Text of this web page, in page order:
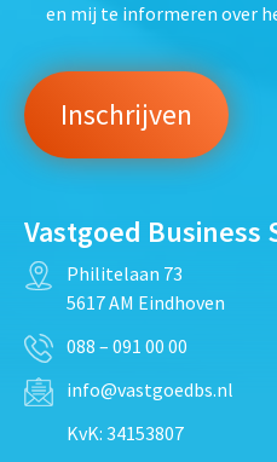
en mij te informeren over
Vastgoed Business
Philitelaan 73
5617 AM Eindhoven
088 – 091 00 00
info@vastgoedbs.nl
KvK: 34153807